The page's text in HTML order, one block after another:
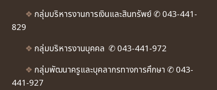
❖ กลุ่มบริหารงานการเงินและสินทรัพย์ ✆ 043-441-
829
❖ กลุ่มบริหารงานบุคคล ✆ 043-441-972
❖ กลุ่มพัฒนาครูและบุคลากรทางการศึกษา ✆ 043-
441-927